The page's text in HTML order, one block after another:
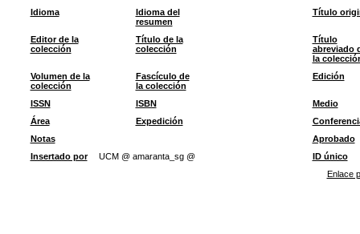
Idioma
Idioma del
resumen
Título
Editor de la
colección
Título de la
colección
Título
abreviado
la
Volumen de la
colección
Fascículo de
la colección
Edición
ISSN ISBN
Medio
Área
Expedición
Notas
Aprobado
Insertado por
UCM @ amaranta_sg @
ID único
Enlace